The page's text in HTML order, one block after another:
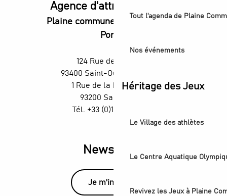
Tout l'agenda de Plaine
Nos événements
Héritage des Jeux
Le Village des athlètes
Le Centre Aquatique
Revivez les Jeux à Plaine
Agence d'attractivité POP
Plaine commune vous Ouvre ses
Portes
124 Rue des Rosiers,
93400 Saint-Ouen-sur-Seine
1 Rue de la République,
93200 Saint-Denis
Tél. +33 (0)1 55 870 870
Newsletter
Je m'inscris